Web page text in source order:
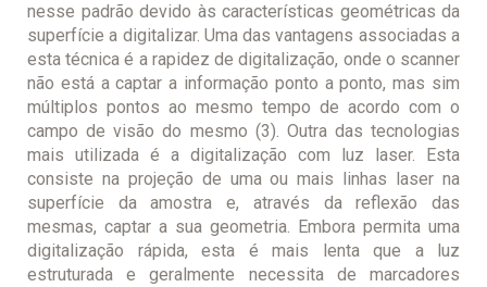
nesse padrão devido às características geométricas da
superfície a digitalizar. Uma das vantagens associadas a
esta técnica é a rapidez de digitalização, onde o scanner
não está a captar a informação ponto a ponto, mas sim
múltiplos pontos ao mesmo tempo de acordo com o
campo de visão do mesmo (3). Outra das tecnologias
mais utilizada é a digitalização com luz laser. Esta
consiste na projeção de uma ou mais linhas laser na
superfície da amostra e, através da reflexão das
mesmas, captar a sua geometria. Embora permita uma
digitalização rápida, esta é mais lenta que a luz
estruturada e geralmente necessita de marcadores